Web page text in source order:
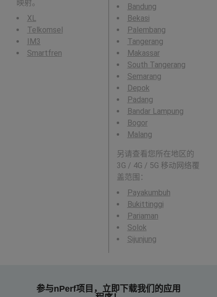
映射。
XL
Telkomsel
IM3
Smartfren
Bandung
Bekasi
Palembang
Tangerang
Makassar
South Tangerang
Semarang
Depok
Padang
Bandar Lampung
Bogor
Malang
另请查看您所在地区的
3G / 4G / 5G 移动网络覆
盖范围：
Payakumbuh
Bukittinggi
Pariaman
Solok
Sijunjung
参与nPerf项目，立即下载我们的应用